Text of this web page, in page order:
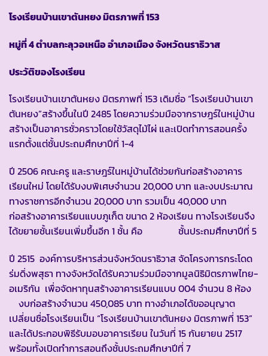
โรงเรียนบ้านเขาตันหยง มิตรภาพที่ 153
หมู่ที่ 4 ตำบลกะลุวอเหนือ อำเภอเมือง จังหวัดนราธิวาส
ประวัติของโรงเรียน
โรงเรียนบ้านเขาตันหยง มิตรภาพที่ 153 เดิมชื่อ “โรงเรียนบ้านเขา
ตันหยง”สร้างขึ้นในปี 2485 โดยความร่วมมือจากราษฎร์ในหมู่บ้าน
สร้างเป็นอาคารชั่วคราวโดยใช้วัสดุไม้ไผ่ และเปิดทำการสอนครั้ง
แรกตั้งแต่ชั้นประถมศึกษาปีที่ 1-4
ปี 2506 คณะครู และราษฎร์ในหมู่บ้านได้ช่วยกันก่อสร้างอาคาร
เรียนใหม่ โดยได้รับงบพิเศษจำนวน 20,000 บาท และงบประมาณ
ทางราชการอีกจำนวน 20,000 บาท รวมเป็น 40,000 บาท
ก่อสร้างอาคารเรียนแบบภูเก็ต ขนาด 2 ห้องเรียน ทางโรงเรียนจึง
ได้ขยายชั้นเรียนเพิ่มขึ้นอีก 1 ชั้น คือ ชั้นประถมศึกษาปีที่ 5
ปี 2515 องค์การบริหารส่วนจังหวัดนราธิวาส จัดโครงการกระโดด
ร่มดิ่งพสุธา ทางจังหวัดได้รับความร่วมมือจากมูลนิธิมิตรภาพไทย-
อเมริกัน เพื่อจัดหาทุนสร้างอาคารเรียนแบบ 004 จำนวน 8 ห้อง
งบก่อสร้างจำนวน 450,085 บาท ทางอำเภอได้ขออนุญาต
เปลี่ยนชื่อโรงเรียนเป็น “โรงเรียนบ้านเขาตันหยง มิตรภาพที่ 153”
และได้ประกอบพิธีรับมอบอาคารเรียน ในวันที่ 15 กันยายน 2517
พร้อมทั้งเปิดทำการสอนถึงชั้นประถมศึกษาปีที่ 7